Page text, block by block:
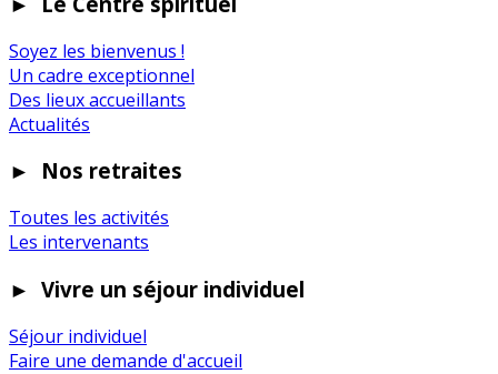
Soyez les bienvenus !
Un cadre exceptionnel
Des lieux accueillants
Actualités
► Nos retraites
Toutes les activités
Les intervenants
► Vivre un séjour individuel
Séjour individuel
Faire une demande d'accueil